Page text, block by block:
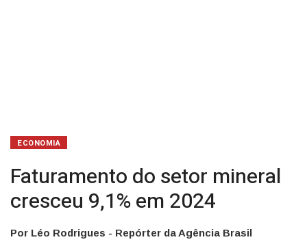
ECONOMIA
Faturamento do setor mineral
cresceu 9,1% em 2024
Por Léo Rodrigues - Repórter da Agência Brasil